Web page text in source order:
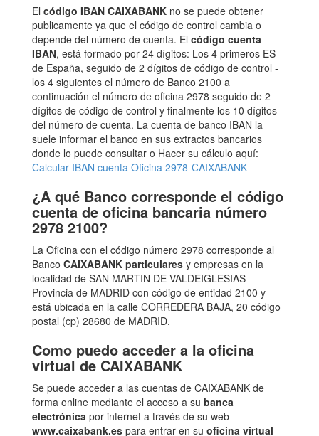
El código IBAN CAIXABANK no se puede obtener
publicamente ya que el código de control cambia o
depende del número de cuenta. El código cuenta
IBAN, está formado por 24 dígitos: Los 4 primeros ES
de España, seguido de 2 dígitos de código de control -
los 4 siguientes el número de Banco 2100 a
continuación el número de oficina 2978 seguido de 2
dígitos de código de control y finalmente los 10 dígitos
del número de cuenta. La cuenta de banco IBAN la
suele informar el banco en sus extractos bancarios
donde lo puede consultar o Hacer su cálculo aquí:
Calcular IBAN cuenta Oficina 2978-CAIXABANK
¿A qué Banco corresponde el código
cuenta de oficina bancaria número
2978 2100?
La Oficina con el código número 2978 corresponde al
Banco CAIXABANK particulares y empresas en la
localidad de SAN MARTIN DE VALDEIGLESIAS
Provincia de MADRID con código de entidad 2100 y
está ubicada en la calle CORREDERA BAJA, 20 código
postal (cp) 28680 de MADRID.
Como puedo acceder a la oficina
virtual de CAIXABANK
Se puede acceder a las cuentas de CAIXABANK de
forma online mediante el acceso a su banca
electrónica por internet a través de su web
www.caixabank.es para entrar en su oficina virtual